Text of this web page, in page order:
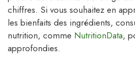
chiffres. Si vous souhaitez en
les bienfaits des ingrédients,
nutrition, comme NutritionData,
approfondies.